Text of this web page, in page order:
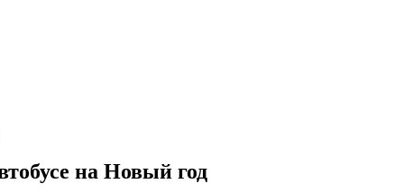
на Новый год